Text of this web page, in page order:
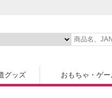
グッズ おもちゃ・ゲー